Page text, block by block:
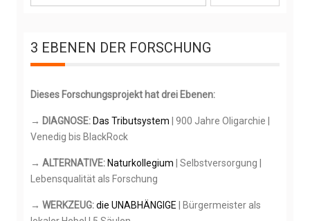
u
e
n
a
h
3 EBENEN DER FORSCHUNG
Dieses Forschungsprojekt hat drei Ebenen:
→ DIAGNOSE:Das Tributsystem | 900 Jahre Oligarchie |
Venedig bis BlackRock
→ ALTERNATIVE:Naturkollegium | Selbstversorgung |
Lebensqualität als Forschung
→ WERKZEUG:die UNABHÄNGIGE | Bürgermeister als